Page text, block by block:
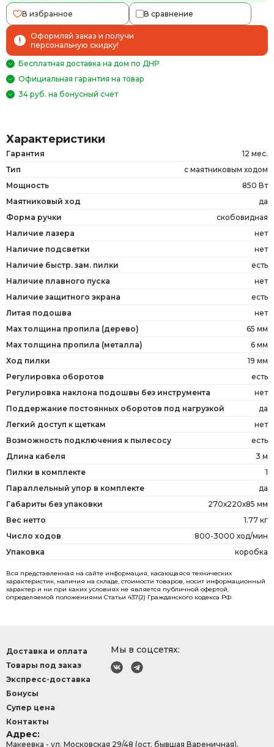
В избранное В сравнение
Оформляй заказ и получи
персональную скидку!
Бесплатная доставка на дом по ДНР
Официальная гарантия на товар
34 руб. на бонусный счет
Характеристики
Гарантия
12 мес.
Тип
с маятниковым ходом
Мощность
850 Вт
Маятниковый ход
да
Форма ручки
скобовидная
Наличие лазера
нет
Наличие подсветки
нет
Наличие быстр. зам. пилки
есть
Наличие плавного пуска
нет
Наличие защитного экрана
есть
Литая подошва
нет
Мах толщина пропила (дерево)
65 мм
Мах толщина пропила (металла)
6 мм
Ход пилки
19 мм
Регулировка оборотов
есть
Регулировка наклона подошвы без инструмента
нет
Поддержание постоянных оборотов под нагрузкой
да
Легкий доступ к щеткам
нет
Возможность подключения к пылесосу
есть
Длина кабеля
3 м
Пилки в комплекте
1
Параллельный упор в комплекте
да
Габариты без упаковки
270х220х85 мм
Вес нетто
1.77 кг
Число ходов
800-3000 ход/мин
Упаковка
коробка
Вся представленная на сайте информация, касающаяся технических
характеристик, наличия на складе, стоимости товаров, носит информационный
характер и ни при каких условиях не является публичной офертой,
определяемой положениями Статьи 437(2) Гражданского кодекса РФ.
Мы в соцсетях:
Доставка и оплата
Товары под заказ
Экспресс-доставка
Бонусы
Супер цена
Контакты
Адрес:
Макеевка - ул. Московская 29/48 (ост. бывшая Вареничная).